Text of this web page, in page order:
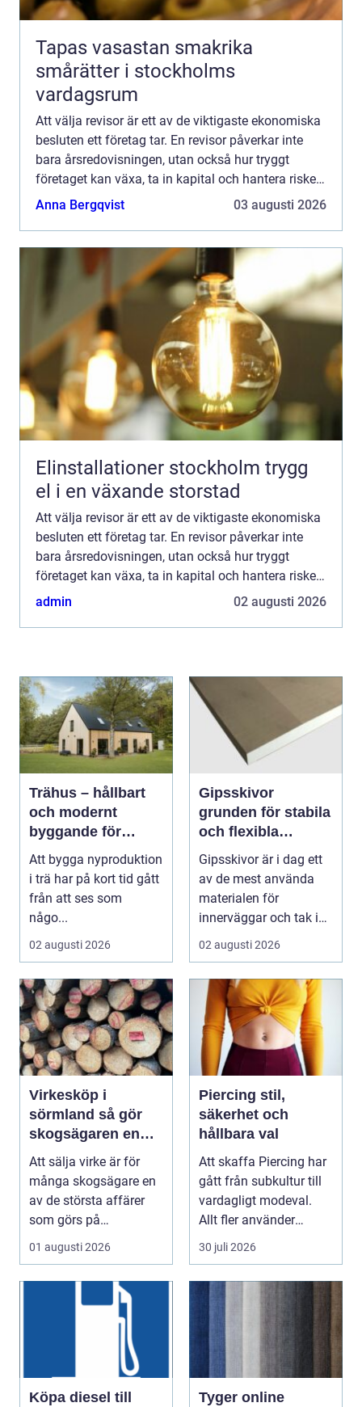
Tapas vasastan smakrika
smårätter i stockholms
vardagsrum
Att välja revisor är ett av de viktigaste ekonomiska
besluten ett företag tar. En revisor påverkar inte
bara årsredovisningen, utan också hur tryggt
företaget kan växa, ta in kapital och hantera risker.
För den som söker revisor Stockholm handlar val...
Anna Bergqvist 03 augusti 2026
Elinstallationer stockholm trygg
el i en växande storstad
Att välja revisor är ett av de viktigaste ekonomiska
besluten ett företag tar. En revisor påverkar inte
bara årsredovisningen, utan också hur tryggt
företaget kan växa, ta in kapital och hantera risker.
För den som söker revisor Stockholm handlar val...
admin 02 augusti 2026
Trähus – hållbart
och modernt
byggande för
framtiden
Att bygga nyproduktion
i trä har på kort tid gått
från att ses som
någo...
02 augusti 2026
Gipsskivor
grunden för stabila
och flexibla
innerväggar
Gipsskivor är i dag ett
av de mest använda
materialen för
innerväggar och tak i
både bostäder och of...
02 augusti 2026
Virkesköp i
sörmland så gör
skogsägaren en
trygg och lönsam
affär
Att sälja virke är för
många skogsägare en
av de största affärer
som görs på
fastigheten. Samtidigt
01 augusti 2026
Piercing stil,
säkerhet och
hållbara val
Att skaffa Piercing har
gått från subkultur till
vardagligt modeval.
Allt fler använder
piercade smy...
30 juli 2026
Köpa diesel till
Tyger online